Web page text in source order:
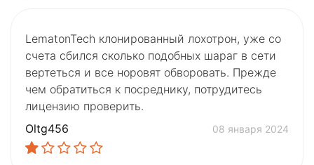
LematonTech клонированный лохотрон, уже со
счета сбился сколько подобных шараг в сети
вертеться и все норовят обворовать. Прежде
чем обратиться к посреднику, потрудитесь
лицензию проверить.
Oltg456
08 января 2024